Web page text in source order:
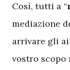
Così, tutti a “
mediazione
arrivare gli
vostro scopo